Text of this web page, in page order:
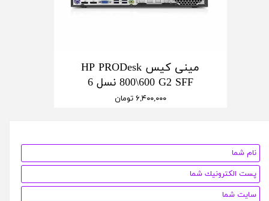
مینی کیس HP PRODesk
800\600 G2 SFF نسل 6
۶,۴۰۰,۰۰۰ تومان